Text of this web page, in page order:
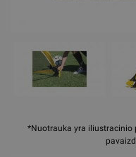
*Nuotrauka yra iliustracinio